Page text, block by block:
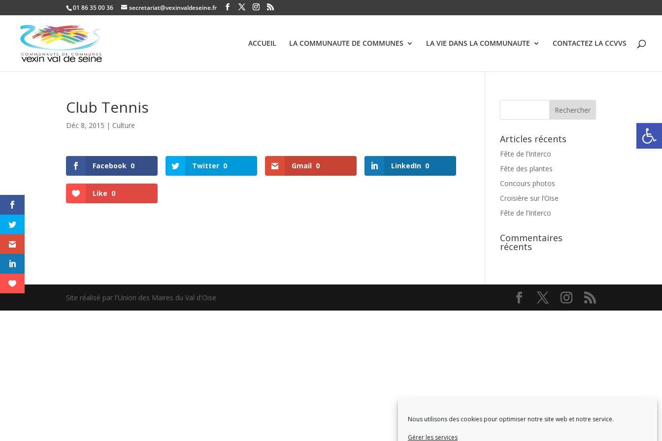
Nous utilisons des cookies pour optimiser notre site web et notre service.
Gérer les services
Ouvrir
01 86 35 00 36 secretariat@vexinvaldeseine.fr
ACCUEIL LA COMMUNAUTE DE COMMUNES LA VIE DANS LA COMMUNAUTE CONTACTEZ LA CCVVS
Club Tennis
Déc 8, 2015 | Culture
Facebook 0 Twitter 0 Gmail 0 LinkedIn 0
Like 0
Articles récents
Fête de l’Interco
Fête des plantes
Concours photos
Croisière sur l’Oise
Fête de l’Interco
Commentaires
récents
Site réalisé par l'Union des Maires du Val d'Oise